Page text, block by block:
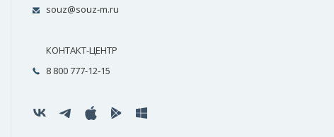
souz@souz-m.ru
КОНТАКТ-ЦЕНТР
8 800 777-12-15